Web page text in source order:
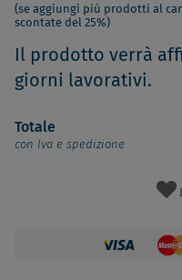
(se aggiungi più prodotti al
scontate del 25%)
Il prodotto verrà
giorni lavorativi.
Totale
con Iva e spedizione